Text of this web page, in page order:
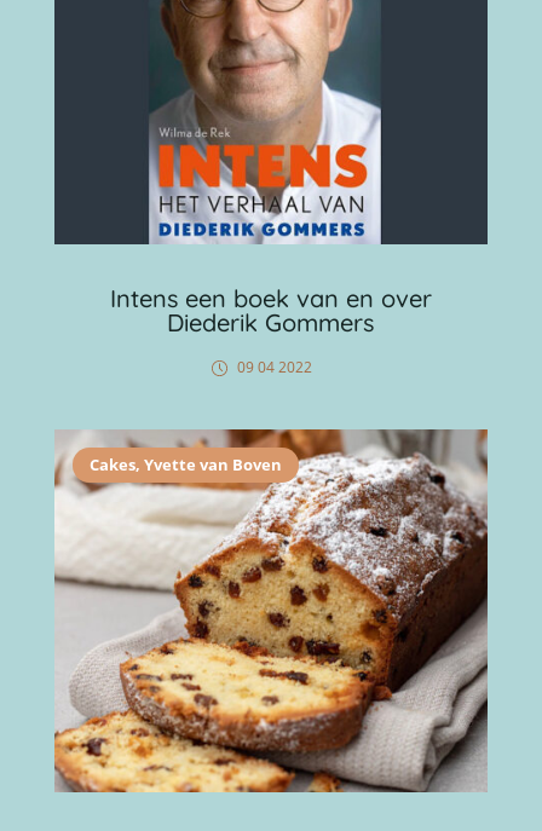
Intens een boek van en over
Diederik Gommers
09 04 2022
Cakes, Yvette van Boven